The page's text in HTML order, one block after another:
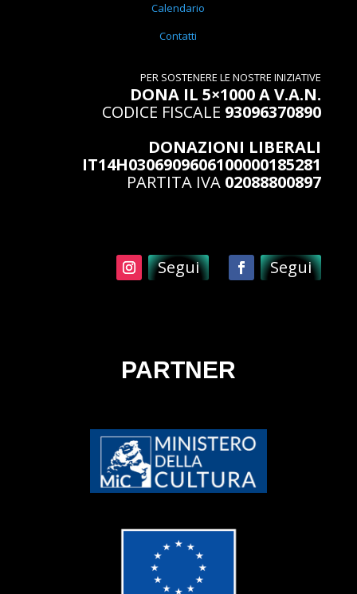
Calendario
Contatti
PER SOSTENERE LE NOSTRE INIZIATIVE
DONA IL 5×1000 A V.A.N.
CODICE FISCALE 93096370890
DONAZIONI LIBERALI
IT14H0306909606100000185281
PARTITA IVA 02088800897
Segui Segui
PARTNER